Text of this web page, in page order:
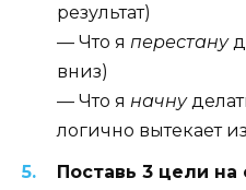
результат)
— Что я перестану
вниз)
— Что я начну
логично вытекает
Поставь 3 цели